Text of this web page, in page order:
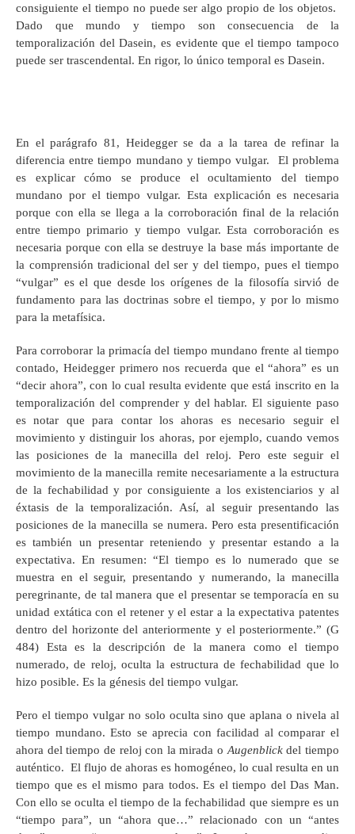
consiguiente el tiempo no puede ser algo propio de los objetos.
Dado que mundo y tiempo son consecuencia de la
temporalización del Dasein, es evidente que el tiempo tampoco
puede ser trascendental. En rigor, lo único temporal es Dasein.
En el parágrafo 81, Heidegger se da a la tarea de refinar la
diferencia entre tiempo mundano y tiempo vulgar. El problema
es explicar cómo se produce el ocultamiento del tiempo
mundano por el tiempo vulgar. Esta explicación es necesaria
porque con ella se llega a la corroboración final de la relación
entre tiempo primario y tiempo vulgar. Esta corroboración es
necesaria porque con ella se destruye la base más importante de
la comprensión tradicional del ser y del tiempo, pues el tiempo
“vulgar” es el que desde los orígenes de la filosofía sirvió de
fundamento para las doctrinas sobre el tiempo, y por lo mismo
para la metafísica.
Para corroborar la primacía del tiempo mundano frente al tiempo
contado, Heidegger primero nos recuerda que el “ahora” es un
“decir ahora”, con lo cual resulta evidente que está inscrito en la
temporalización del comprender y del hablar. El siguiente paso
es notar que para contar los ahoras es necesario seguir el
movimiento y distinguir los ahoras, por ejemplo, cuando vemos
las posiciones de la manecilla del reloj. Pero este seguir el
movimiento de la manecilla remite necesariamente a la estructura
de la fechabilidad y por consiguiente a los existenciarios y al
éxtasis de la temporalización. Así, al seguir presentando las
posiciones de la manecilla se numera. Pero esta presentificación
es también un presentar reteniendo y presentar estando a la
expectativa. En resumen: “El tiempo es lo numerado que se
muestra en el seguir, presentando y numerando, la manecilla
peregrinante, de tal manera que el presentar se temporacía en su
unidad extática con el retener y el estar a la expectativa patentes
dentro del horizonte del anteriormente y el posteriormente.” (G
484) Esta es la descripción de la manera como el tiempo
numerado, de reloj, oculta la estructura de fechabilidad que lo
hizo posible. Es la génesis del tiempo vulgar.
Pero el tiempo vulgar no solo oculta sino que aplana o nivela al
tiempo mundano. Esto se aprecia con facilidad al comparar el
ahora del tiempo de reloj con la mirada oAugenblickdel tiempo
auténtico. El flujo de ahoras es homogéneo, lo cual resulta en un
tiempo que es el mismo para todos. Es el tiempo del Das Man.
Con ello se oculta el tiempo de la fechabilidad que siempre es un
“tiempo para”, un “ahora que…” relacionado con un “antes